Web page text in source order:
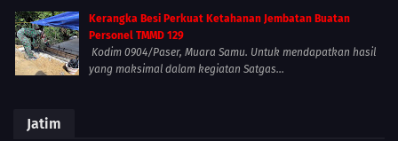
Kerangka Besi Perkuat Ketahanan Jembatan Buatan
Personel TMMD 129
Kodim 0904/Paser, Muara Samu. Untuk mendapatkan hasil
yang maksimal dalam kegiatan Satgas...
Jatim